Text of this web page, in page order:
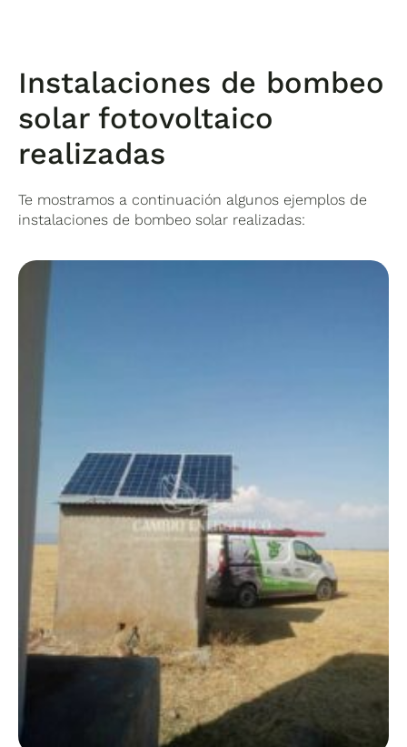
Instalaciones de bombeo
solar fotovoltaico
realizadas
Te mostramos a continuación algunos ejemplos de
instalaciones de bombeo solar realizadas: